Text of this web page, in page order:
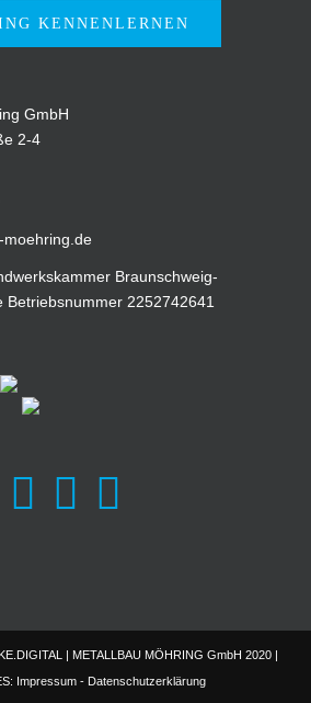
KENNENLERNEN
GmbH
2-4
moehring.de
Braunschweig-
Betriebsnummer 2252742641
| METALLBAU MÖHRING GmbH 2020 |
Impressum - Datenschutzerklärung